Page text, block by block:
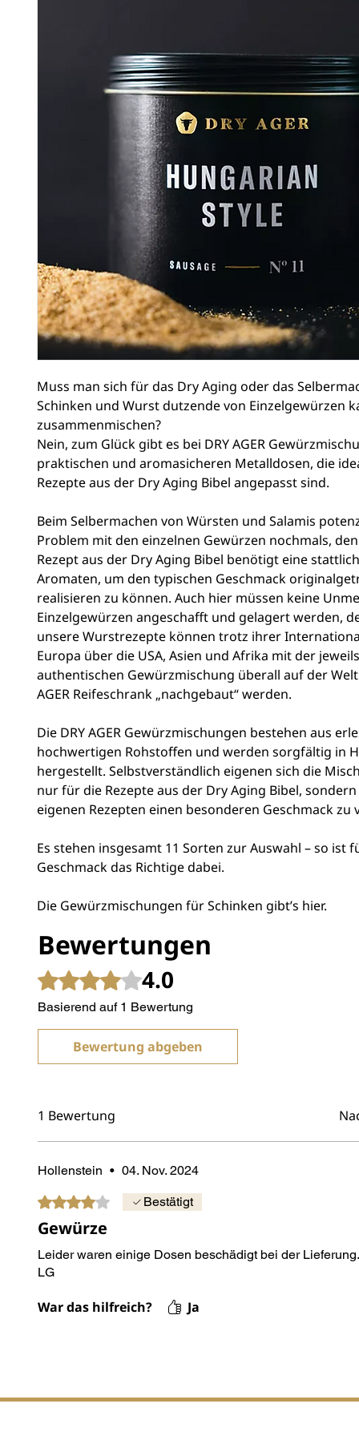
Muss man sich für das Dry Aging oder das
Schinken und Wurst dutzende von Einzelgewürzen
zusammenmischen?
Nein, zum Glück gibt es bei DRY AGER
praktischen und aromasicheren Metalldosen, die
Rezepte aus der Dry Aging Bibel angepasst sind.
Beim Selbermachen von Würsten und Salamis
Problem mit den einzelnen Gewürzen nochmals,
Rezept aus der Dry Aging Bibel benötigt eine
Aromaten, um den typischen Geschmack
realisieren zu können. Auch hier müssen keine
Einzelgewürzen angeschafft und gelagert werden,
unsere Wurstrezepte können trotz ihrer
Europa über die USA, Asien und Afrika mit der jeweils
authentischen Gewürzmischung überall auf der Welt
AGER Reifeschrank „nachgebaut“ werden.
Die DRY AGER Gewürzmischungen bestehen aus
hochwertigen Rohstoffen und werden sorgfältig in
hergestellt. Selbstverständlich eigenen sich die
nur für die Rezepte aus der Dry Aging Bibel,
eigenen Rezepten einen besonderen Geschmack zu
Es stehen insgesamt 11 Sorten zur Auswahl – so ist
Geschmack das Richtige dabei.
Die Gewürzmischungen für Schinken gibt’s hier.
Bewertungen
Mit 4 von 5 Sternen bewertet.
4.0
Basierend auf 1 Bewertung
Bewertung abgeben
1 Bewertung
Hollenstein • 04. Nov. 2024
Mit 4 von 5 Sternen bewertet.
Bestätigt
Gewürze
Leider waren einige Dosen beschädigt bei der
LG
War das hilfreich? Ja